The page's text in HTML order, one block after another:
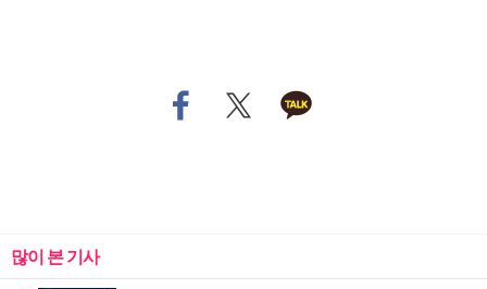
많이 본 기사